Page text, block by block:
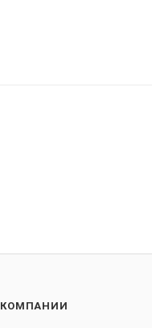
КОМПАНИИ